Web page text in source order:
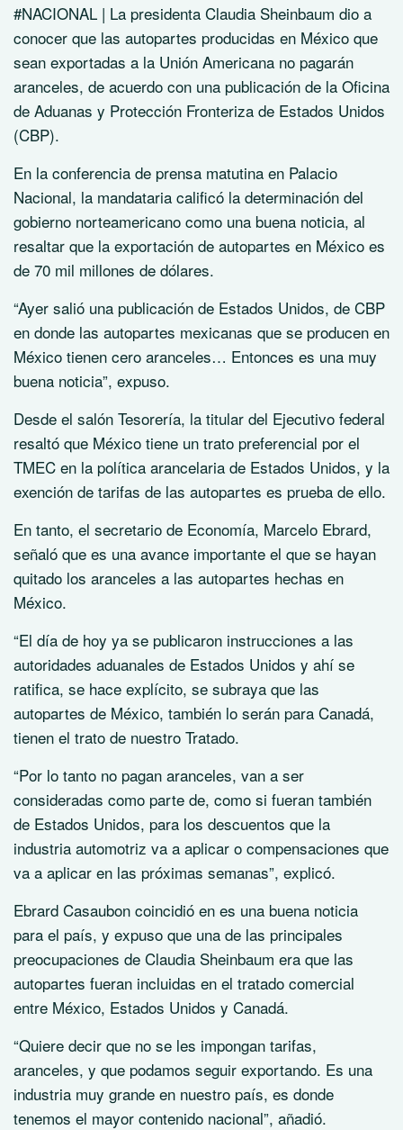
#NACIONAL | La presidenta Claudia Sheinbaum dio a
conocer que las autopartes producidas en México que
sean exportadas a la Unión Americana no pagarán
aranceles, de acuerdo con una publicación de la Oficina
de Aduanas y Protección Fronteriza de Estados Unidos
(CBP).
En la conferencia de prensa matutina en Palacio
Nacional, la mandataria calificó la determinación del
gobierno norteamericano como una buena noticia, al
resaltar que la exportación de autopartes en México es
de 70 mil millones de dólares.
“Ayer salió una publicación de Estados Unidos, de CBP
en donde las autopartes mexicanas que se producen en
México tienen cero aranceles… Entonces es una muy
buena noticia”, expuso.
Desde el salón Tesorería, la titular del Ejecutivo federal
resaltó que México tiene un trato preferencial por el
TMEC en la política arancelaria de Estados Unidos, y la
exención de tarifas de las autopartes es prueba de ello.
En tanto, el secretario de Economía, Marcelo Ebrard,
señaló que es una avance importante el que se hayan
quitado los aranceles a las autopartes hechas en
México.
“El día de hoy ya se publicaron instrucciones a las
autoridades aduanales de Estados Unidos y ahí se
ratifica, se hace explícito, se subraya que las
autopartes de México, también lo serán para Canadá,
tienen el trato de nuestro Tratado.
“Por lo tanto no pagan aranceles, van a ser
consideradas como parte de, como si fueran también
de Estados Unidos, para los descuentos que la
industria automotriz va a aplicar o compensaciones que
va a aplicar en las próximas semanas”, explicó.
Ebrard Casaubon coincidió en es una buena noticia
para el país, y expuso que una de las principales
preocupaciones de Claudia Sheinbaum era que las
autopartes fueran incluidas en el tratado comercial
entre México, Estados Unidos y Canadá.
“Quiere decir que no se les impongan tarifas,
aranceles, y que podamos seguir exportando. Es una
industria muy grande en nuestro país, es donde
tenemos el mayor contenido nacional”, añadió.